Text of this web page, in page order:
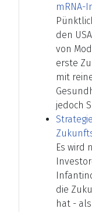
mRNA-
den
von
erste
mit
jedoch
Es wird
die
hat -